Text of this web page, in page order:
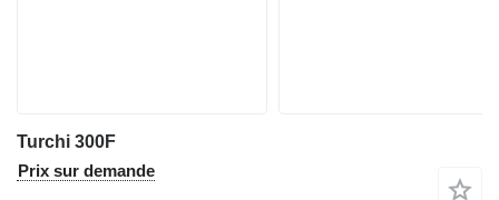
Turchi 300F
Prix sur demande